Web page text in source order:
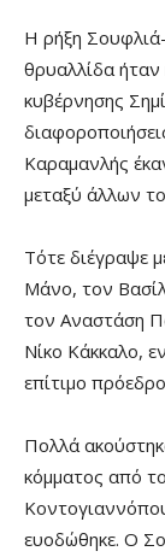
Η ρήξη
θρυαλλίδα
κυβέρνησης
Καραμανλής
μεταξύ άλλων
Τότε διέγραψε
Μάνο, τον
τον Αναστάση
Νίκο Κάκκαλο,
επίτιμο
Πολλά
κόμματος από
ευοδώθηκε. Ο